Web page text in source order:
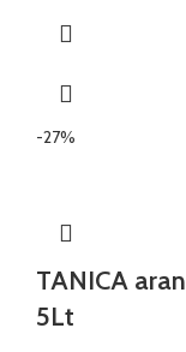
-27%
TANICA
5Lt